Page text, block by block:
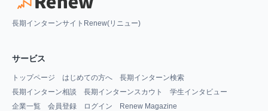
長期インターンサイトRenew(リニュー)
サービス
トップページ はじめての方へ
長期インターン検索
長期インターン相談
長期インターンスカウト
学生インタビュー
企業一覧
会員登録 ログイン Renew Magazine